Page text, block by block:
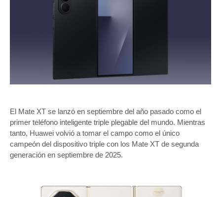
El Mate XT se lanzó en septiembre del año pasado como el
primer teléfono inteligente triple plegable del mundo. Mientras
tanto, Huawei volvió a tomar el campo como el único
campeón del dispositivo triple con los Mate XT de segunda
generación en septiembre de 2025.